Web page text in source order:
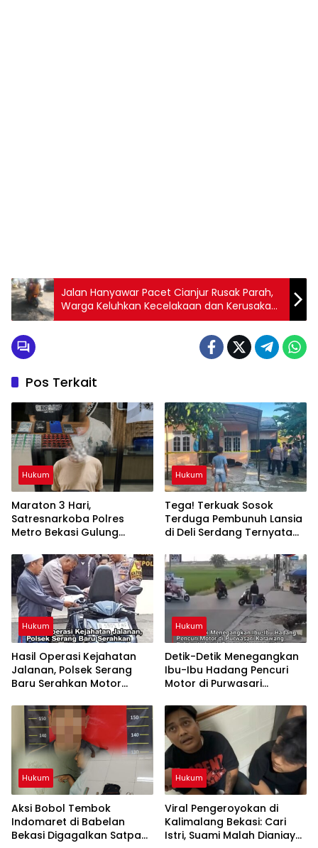
Jalan Hanyawar Pacet Cianjur Rusak Parah,
Warga Keluhkan Kecelakaan dan Kerusakan
Kendaraan
Pos Terkait
Hukum
Maraton 3 Hari,
Satresnarkoba Polres
Metro Bekasi Gulung
Tramadol
Hukum
Tega! Terkuak Sosok
Terduga Pembunuh Lansia
di Deli Serdang Ternyata
Korban
Hukum
Hasil Operasi Kejahatan
Jalanan, Polsek Serang
Baru Serahkan Motor
Hukum
Detik-Detik Menegangkan
Ibu-Ibu Hadang Pencuri
Motor di Purwasari
Tengah Keramaian!
Hukum
Aksi Bobol Tembok
Indomaret di Babelan
Bekasi Digagalkan Satpam
Hukum
Viral Pengeroyokan di
Kalimalang Bekasi: Cari
Istri, Suami Malah Dianiaya